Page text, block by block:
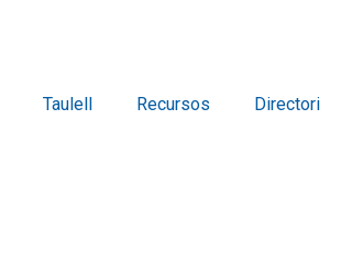
Taulell Recursos Directori